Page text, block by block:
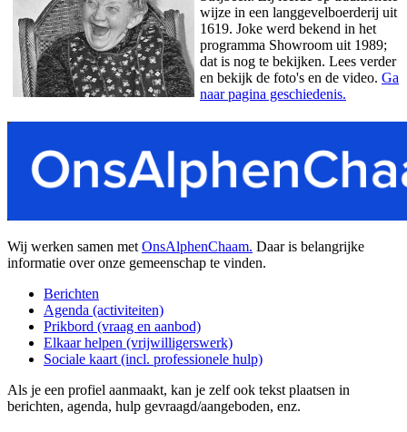
wijze in een langgevelboerderij uit
1619. Joke werd bekend in het
programma Showroom uit 1989;
dat is nog te bekijken. Lees verder
en bekijk de foto's en de video. Ga
naar pagina geschiedenis.
Wij werken samen metOnsAlphenChaam. Daar is belangrijke
informatie over onze gemeenschap te vinden.
Berichten
Agenda (activiteiten)
Prikbord (vraag en aanbod)
Elkaar helpen (vrijwilligerswerk)
Sociale kaart (incl. professionele hulp)
Als je een profiel aanmaakt, kan je zelf ook tekst plaatsen in
berichten, agenda, hulp gevraagd/aangeboden, enz.